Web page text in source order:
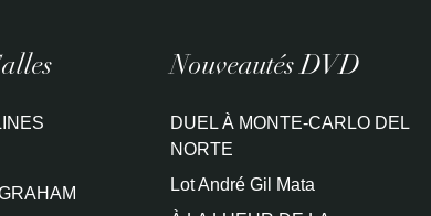
Nouveautés DVD
DUEL À MONTE-CARLO DEL
NORTE
Lot André Gil Mata